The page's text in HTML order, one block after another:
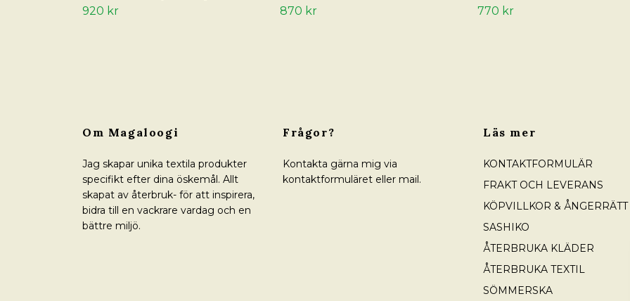
920 kr 870 kr 770 kr
Om Magaloogi
Jag skapar unika textila produkter
specifikt efter dina öskemål. Allt
skapat av återbruk- för att inspirera,
bidra till en vackrare vardag och en
bättre miljö.
Frågor?
Kontakta gärna mig via
kontaktformuläret eller mail.
Läs mer
KONTAKTFORMULÄR
FRAKT OCH LEVERANS
KÖPVILLKOR & ÅNGERRÄTT
SASHIKO
ÅTERBRUKA KLÄDER
ÅTERBRUKA TEXTIL
SÖMMERSKA